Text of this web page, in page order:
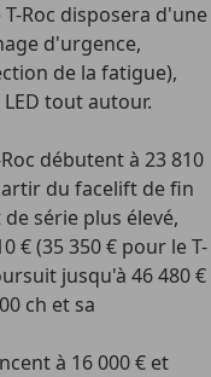
Roc disposera d'une
d'urgence,
de la fatigue),
tout autour.
débutent à 23 810
du facelift de fin
série plus élevé,
€ (35 350 € pour le T-
jusqu'à 46 480 €
ch et sa
à 16 000 € et